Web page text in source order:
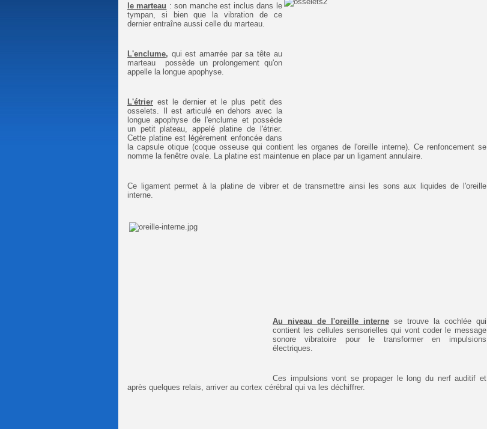
le marteau : son manche est inclus dans le
tympan, si bien que la vibration de ce
dernier entraîne aussi celle du marteau.
L'enclume, qui est amarrée par sa tête au
marteau possède un prolongement qu'on
appelle la longue apophyse.
L'étrier est le dernier et le plus petit des
osselets. Il est articulé en dehors avec la
longue apophyse de l'enclume et possède
un petit plateau, appelé platine de l'étrier.
Cette platine est légèrement enfoncée dans
la capsule otique (coque osseuse qui contient les organes de l'oreille interne). Ce renfoncement se
nomme la fenêtre ovale. La platine est maintenue en place par un ligament annulaire.
Ce ligament permet à la platine de vibrer et de transmettre ainsi les sons aux liquides de l'oreille
interne.
Au niveau de l'oreille internese trouve la cochlée qui
contient les cellules sensorielles qui vont coder le message
sonore vibratoire pour le transformer en impulsions
électriques.
Ces impulsions vont se propager le long du nerf auditif et
après quelques relais, arriver au cortex cérébral qui va les déchiffrer.